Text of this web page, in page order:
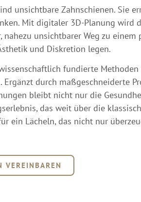
unsichtbare Zahnschienen. Sie
Mit digitaler 3D-Planung wird
unsichtbarer Weg zu
und Diskretion legen.
fundierte
durch maßgeschneiderte
bleibt nicht nur die
das weit über die
ein Lächeln, das nicht nur
VEREINBAREN